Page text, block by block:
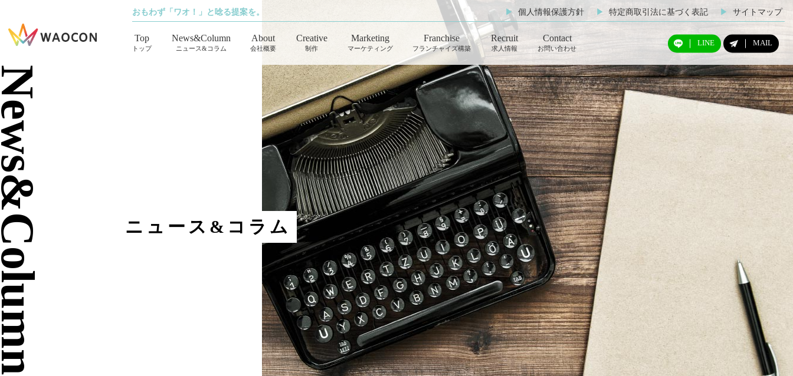
おもわず「ワオ！」と唸る提案を。 ▶︎ 個人情報保護方針 ▶︎ 特定商取引法に基づく表記 ▶︎ サイトマップ
Top
トップ
News&Column
ニュース&コラム
About
会社概要
Creative
制作
Photo
写真
Movie
動画
Streaming
動画配信
Design
デザイン
Webpage
ウェブページ
System
システム
Marketing
マーケティング
Advertisement
広告運用
OwnedInfluencer
SNSアカウント運用
Influencer
インフルエンサーPR
RealAffiliate
送客支援
御社マーケティング部
マーケティング
Franchise
フランチャイズ構築
Recruit
求人情報
Contact
お問い合わせ
LINE MAIL
ニュース&コラム